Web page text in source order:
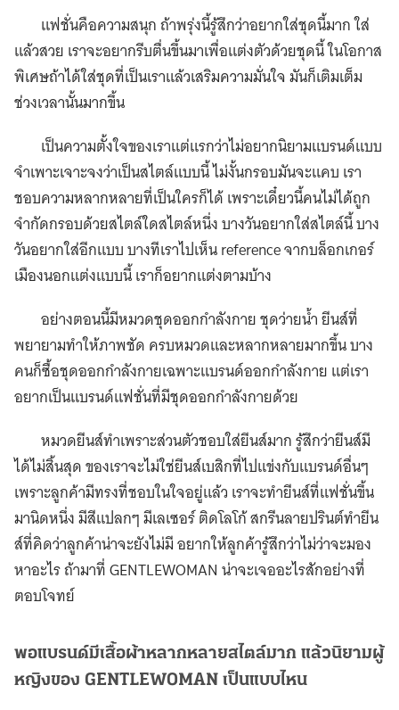
แฟชั่นคือความสนุก ถ้าพรุ่งนี้รู้สึกว่าอยากใส่ชุดนี้มาก ใส่
แล้วสวย เราจะอยากรีบตื่นขึ้นมาเพื่อแต่งตัวด้วยชุดนี้ ในโอกาส
พิเศษถ้าได้ใส่ชุดที่เป็นเราแล้วเสริมความมั่นใจ มันก็เติมเต็ม
ช่วงเวลานั้นมากขึ้น
เป็นความตั้งใจของเราแต่แรกว่าไม่อยากนิยามแบรนด์แบบ
จำเพาะเจาะจงว่าเป็นสไตล์แบบนี้ ไม่งั้นกรอบมันจะแคบ เรา
ชอบความหลากหลายที่เป็นใครก็ได้ เพราะเดี๋ยวนี้คนไม่ได้ถูก
จำกัดกรอบด้วยสไตล์ใดสไตล์หนึ่ง บางวันอยากใส่สไตล์นี้ บาง
วันอยากใส่อีกแบบ บางทีเราไปเห็น reference จากบล็อกเกอร์
เมืองนอกแต่งแบบนี้ เราก็อยากแต่งตามบ้าง
อย่างตอนนี้มีหมวดชุดออกกำลังกาย ชุดว่ายน้ำ ยีนส์ที่
พยายามทำให้ภาพชัด ครบหมวดและหลากหลายมากขึ้น บาง
คนก็ซื้อชุดออกกำลังกายเฉพาะแบรนด์ออกกำลังกาย แต่เรา
อยากเป็นแบรนด์แฟชั่นที่มีชุดออกกำลังกายด้วย
หมวดยีนส์ทำเพราะส่วนตัวชอบใส่ยีนส์มาก รู้สึกว่ายีนส์มี
ได้ไม่สิ้นสุด ของเราจะไม่ใช่ยีนส์เบสิกที่ไปแข่งกับแบรนด์อื่นๆ
เพราะลูกค้ามีทรงที่ชอบในใจอยู่แล้ว เราจะทำยีนส์ที่แฟชั่นขึ้น
มานิดหนึ่ง มีสีแปลกๆ มีเลเซอร์ ติดโลโก้ สกรีนลายปรินต์ทำยีน
ส์ที่คิดว่าลูกค้าน่าจะยังไม่มี อยากให้ลูกค้ารู้สึกว่าไม่ว่าจะมอง
หาอะไร ถ้ามาที่ GENTLEWOMAN น่าจะเจออะไรสักอย่างที่
ตอบโจทย์
พอแบรนด์มีเสื้อผ้าหลากหลายสไตล์มาก แล้วนิยามผู้
หญิงของ GENTLEWOMAN เป็นแบบไหน